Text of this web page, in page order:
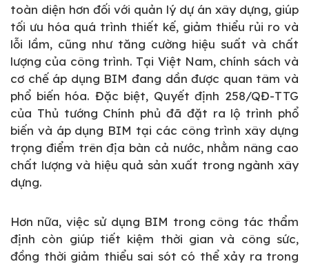
toàn diện hơn đối với quản lý dự án xây dựng, giúp
tối ưu hóa quá trình thiết kế, giảm thiểu rủi ro và
lỗi lầm, cũng như tăng cường hiệu suất và chất
lượng của công trình. Tại Việt Nam, chính sách và
cơ chế áp dụng BIM đang dần được quan tâm và
phổ biến hóa. Đặc biệt, Quyết định 258/QĐ-TTG
của Thủ tướng Chính phủ đã đặt ra lộ trình phổ
biến và áp dụng BIM tại các công trình xây dựng
trọng điểm trên địa bàn cả nước, nhằm nâng cao
chất lượng và hiệu quả sản xuất trong ngành xây
dựng.
Hơn nữa, việc sử dụng BIM trong công tác thẩm
định còn giúp tiết kiệm thời gian và công sức,
đồng thời giảm thiểu sai sót có thể xảy ra trong